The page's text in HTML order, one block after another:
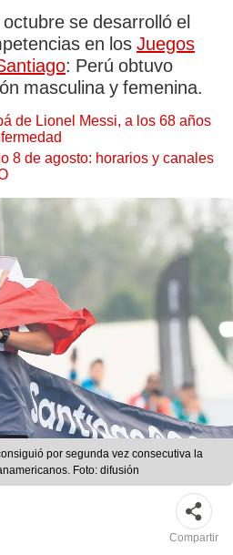
se desarrolló el
en los Juegos
: Perú obtuvo
masculina y femenina.
de Lionel Messi, a los 68 años
8 de agosto: horarios y canales
por segunda vez consecutiva la
Foto: difusión
Compartir